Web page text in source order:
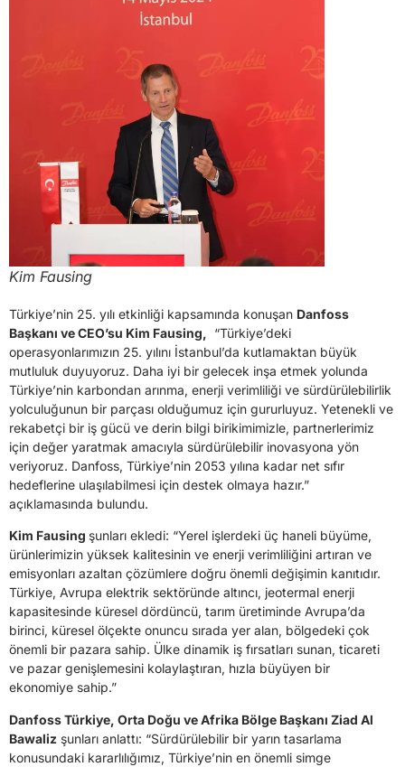
Kim Fausing
Türkiye’nin 25. yılı etkinliği kapsamında konuşan Danfoss
Başkanı ve CEO’su Kim Fausing,
“Türkiye’deki
operasyonlarımızın 25. yılını İstanbul’da kutlamaktan büyük
mutluluk duyuyoruz. Daha iyi bir gelecek inşa etmek yolunda
Türkiye’nin karbondan arınma, enerji verimliliği ve sürdürülebilirlik
yolculuğunun bir parçası olduğumuz için gururluyuz. Yetenekli ve
rekabetçi bir iş gücü ve derin bilgi birikimimizle, partnerlerimiz
için değer yaratmak amacıyla sürdürülebilir inovasyona yön
veriyoruz. Danfoss, Türkiye’nin 2053 yılına kadar net sıfır
hedeflerine ulaşılabilmesi için destek olmaya hazır.”
açıklamasında bulundu.
Kim Fausing şunları ekledi: “Yerel işlerdeki üç haneli büyüme,
ürünlerimizin yüksek kalitesinin ve enerji verimliliğini artıran ve
emisyonları azaltan çözümlere doğru önemli değişimin kanıtıdır.
Türkiye, Avrupa elektrik sektöründe altıncı, jeotermal enerji
kapasitesinde küresel dördüncü, tarım üretiminde Avrupa’da
birinci, küresel ölçekte onuncu sırada yer alan, bölgedeki çok
önemli bir pazara sahip. Ülke dinamik iş fırsatları sunan, ticareti
ve pazar genişlemesini kolaylaştıran, hızla büyüyen bir
ekonomiye sahip.”
Danfoss Türkiye, Orta Doğu ve Afrika Bölge Başkanı Ziad Al
Bawaliz şunları anlattı: “Sürdürülebilir bir yarın tasarlama
konusundaki kararlılığımız, Türkiye’nin en önemli simge